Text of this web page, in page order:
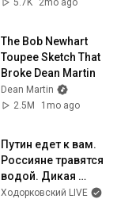
5.7K
2mo ago
The Bob Newhart
Toupee Sketch That
Broke Dean Martin
Dean Martin
2.5M
1mo ago
Путин едет к вам.
Россияне травятся
водой. Дикая
поддержка
Ходорковский LIVE